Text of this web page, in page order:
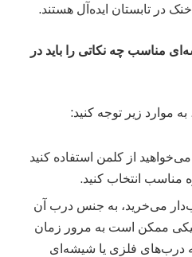
در تابستان ایده‌آل هستند.
مناسب چه نکاتی را باید در
موارد زیر توجه کنید:
می‌خواهید از کلمن استفاده کنید
مناسب انتخاب کنید.
می‌خرید، به جنس درب آن
ممکن است به مرور زمان
درب‌های فلزی یا شیشه‌ای